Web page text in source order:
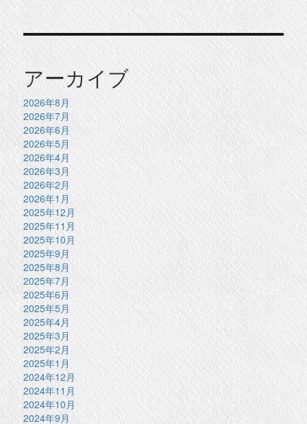
アーカイブ
2026年8月
2026年7月
2026年6月
2026年5月
2026年4月
2026年3月
2026年2月
2026年1月
2025年12月
2025年11月
2025年10月
2025年9月
2025年8月
2025年7月
2025年6月
2025年5月
2025年4月
2025年3月
2025年2月
2025年1月
2024年12月
2024年11月
2024年10月
2024年9月